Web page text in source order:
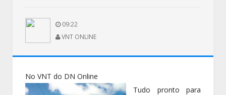
09:22
VNT ONLINE
No VNT do DN Online
Tudo pronto para